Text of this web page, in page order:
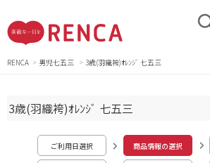
RENCA 男児七五三 3歳(羽織袴)ｵﾚﾝｼﾞ 七五三
3歳(羽織袴)ｵﾚﾝｼﾞ 七五三
ご利用日選択 商品情報の選択